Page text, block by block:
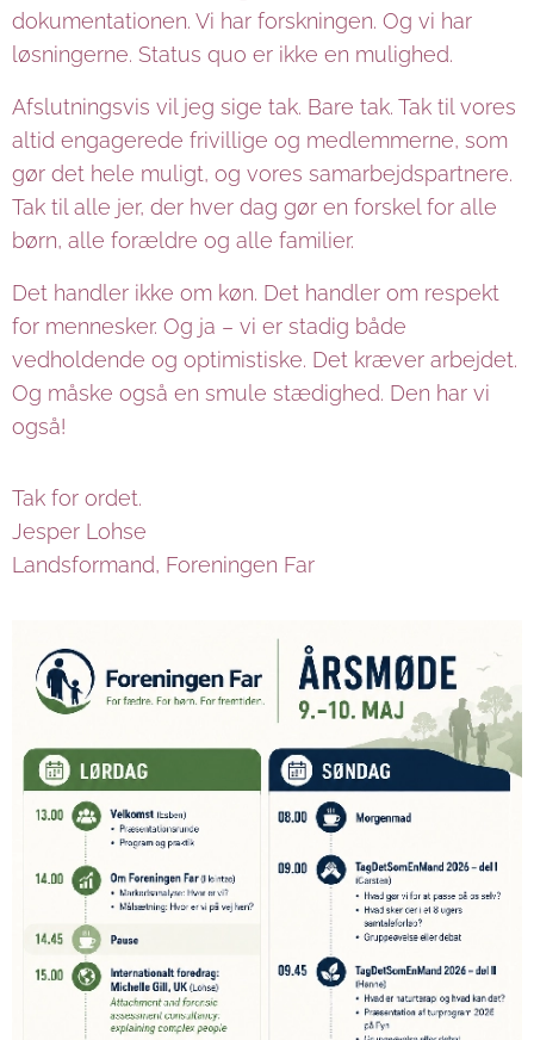
dokumentationen. Vi har forskningen. Og vi har
løsningerne. Status quo er ikke en mulighed.
Afslutningsvis vil jeg sige tak. Bare tak. Tak til vores
altid engagerede frivillige og medlemmerne, som
gør det hele muligt, og vores samarbejdspartnere.
Tak til alle jer, der hver dag gør en forskel for alle
børn, alle forældre og alle familier.
Det handler ikke om køn. Det handler om respekt
for mennesker. Og ja – vi er stadig både
vedholdende og optimistiske. Det kræver arbejdet.
Og måske også en smule stædighed. Den har vi
også!
Tak for ordet.
Jesper Lohse
Landsformand, Foreningen Far